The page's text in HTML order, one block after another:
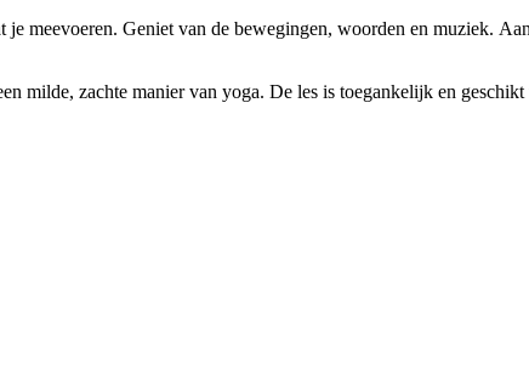
meevoeren. Geniet van de bewegingen, woorden en muziek.
milde, zachte manier van yoga. De les is toegankelijk en